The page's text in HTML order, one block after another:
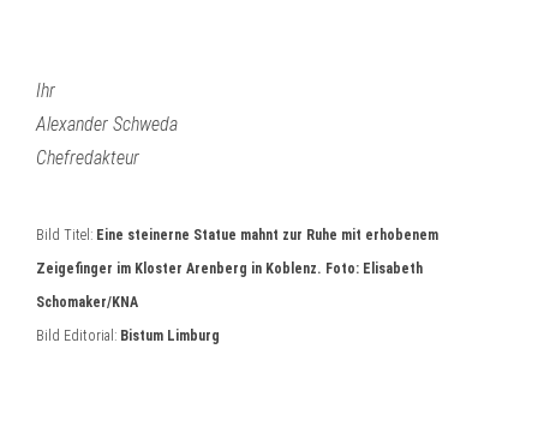
Ihr
Alexander Schweda
Chefredakteur
Bild Titel: Eine steinerne Statue mahnt zur Ruhe mit erhobenem
Zeigefinger im Kloster Arenberg in Koblenz. Foto: Elisabeth
Schomaker/KNA
Bild Editorial: Bistum Limburg